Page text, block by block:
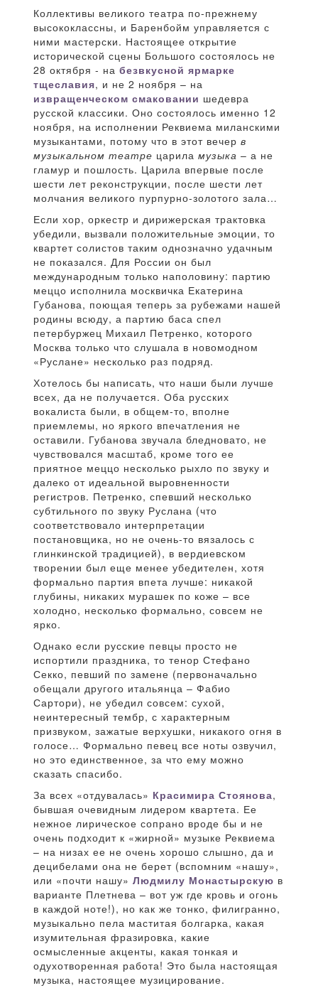
Коллективы великого театра по-прежнему
высококлассны, и Баренбойм управляется с
ними мастерски. Настоящее открытие
исторической сцены Большого состоялось не
28 октября - на безвкусной ярмарке
тщеславия, и не 2 ноября – на
извращенческом смаковании шедевра
русской классики. Оно состоялось именно 12
ноября, на исполнении Реквиема миланскими
музыкантами, потому что в этот вечер в
музыкальном театре царила музыка – а не
гламур и пошлость. Царила впервые после
шести лет реконструкции, после шести лет
молчания великого пурпурно-золотого зала…
Если хор, оркестр и дирижерская трактовка
убедили, вызвали положительные эмоции, то
квартет солистов таким однозначно удачным
не показался. Для России он был
международным только наполовину: партию
меццо исполнила москвичка Екатерина
Губанова, поющая теперь за рубежами нашей
родины всюду, а партию баса спел
петербуржец Михаил Петренко, которого
Москва только что слушала в новомодном
«Руслане» несколько раз подряд.
Хотелось бы написать, что наши были лучше
всех, да не получается. Оба русских
вокалиста были, в общем-то, вполне
приемлемы, но яркого впечатления не
оставили. Губанова звучала бледновато, не
чувствовался масштаб, кроме того ее
приятное меццо несколько рыхло по звуку и
далеко от идеальной выровненности
регистров. Петренко, спевший несколько
субтильного по звуку Руслана (что
соответствовало интерпретации
постановщика, но не очень-то вязалось с
глинкинской традицией), в вердиевском
творении был еще менее убедителен, хотя
формально партия впета лучше: никакой
глубины, никаких мурашек по коже – все
холодно, несколько формально, совсем не
ярко.
Однако если русские певцы просто не
испортили праздника, то тенор Стефано
Секко, певший по замене (первоначально
обещали другого итальянца – Фабио
Сартори), не убедил совсем: сухой,
неинтересный тембр, с характерным
призвуком, зажатые верхушки, никакого огня в
голосе… Формально певец все ноты озвучил,
но это единственное, за что ему можно
сказать спасибо.
За всех «отдувалась» Красимира Стоянова,
бывшая очевидным лидером квартета. Ее
нежное лирическое сопрано вроде бы и не
очень подходит к «жирной» музыке Реквиема
– на низах ее не очень хорошо слышно, да и
децибелами она не берет (вспомним «нашу»,
или «почти нашу» Людмилу Монастырскую в
варианте Плетнева – вот уж где кровь и огонь
в каждой ноте!), но как же тонко, филигранно,
музыкально пела маститая болгарка, какая
изумительная фразировка, какие
осмысленные акценты, какая тонкая и
одухотворенная работа! Это была настоящая
музыка, настоящее музицирование.